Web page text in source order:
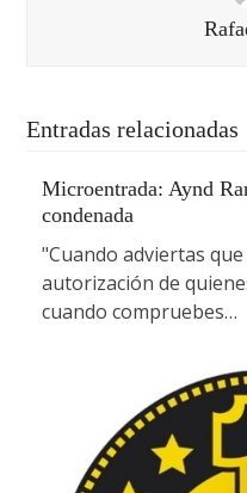
Entradas relacionadas
Microentrada: Aynd
condenada
"Cuando adviertas
autorización de
cuando compruebes…